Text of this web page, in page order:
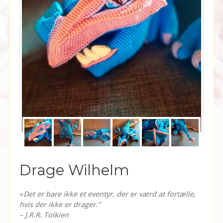
Drage Wilhelm
«Det er bare ikke et eventyr, der er værd at fortælle,
hvis der ikke er drager.”
– J.R.R. Tolkien